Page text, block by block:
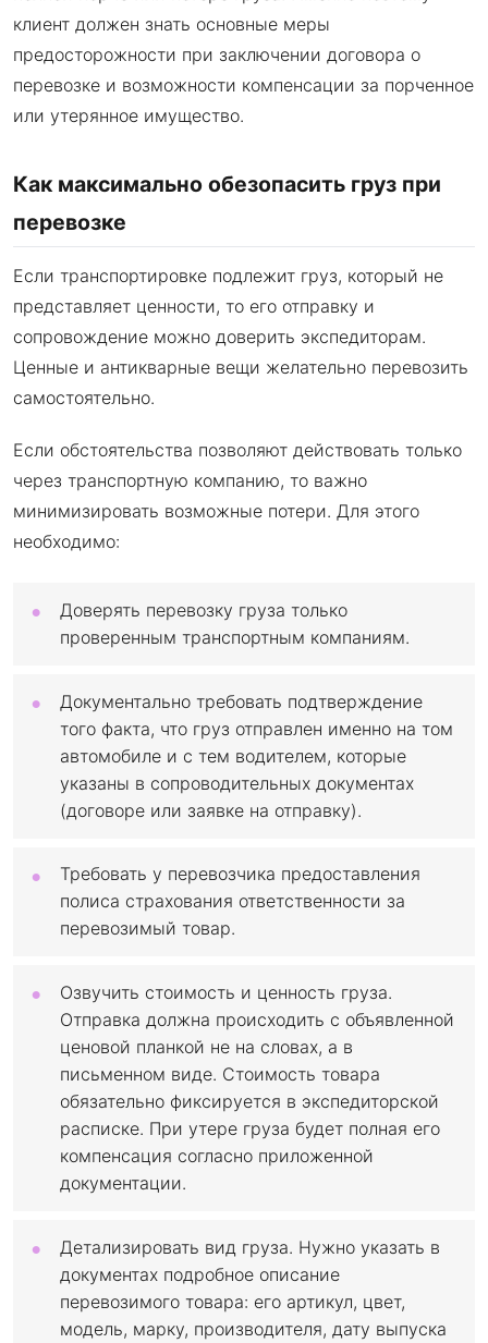
клиент должен знать основные меры
предосторожности при заключении договора о
перевозке и возможности компенсации за порченное
или утерянное имущество.
Как максимально обезопасить груз при
перевозке
Если транспортировке подлежит груз, который не
представляет ценности, то его отправку и
сопровождение можно доверить экспедиторам.
Ценные и антикварные вещи желательно перевозить
самостоятельно.
Если обстоятельства позволяют действовать только
через транспортную компанию, то важно
минимизировать возможные потери. Для этого
необходимо:
Доверять перевозку груза только
проверенным транспортным компаниям.
Документально требовать подтверждение
того факта, что груз отправлен именно на том
автомобиле и с тем водителем, которые
указаны в сопроводительных документах
(договоре или заявке на отправку).
Требовать у перевозчика предоставления
полиса страхования ответственности за
перевозимый товар.
Озвучить стоимость и ценность груза.
Отправка должна происходить с объявленной
ценовой планкой не на словах, а в
письменном виде. Стоимость товара
обязательно фиксируется в экспедиторской
расписке. При утере груза будет полная его
компенсация согласно приложенной
документации.
Детализировать вид груза. Нужно указать в
документах подробное описание
перевозимого товара: его артикул, цвет,
модель, марку, производителя, дату выпуска